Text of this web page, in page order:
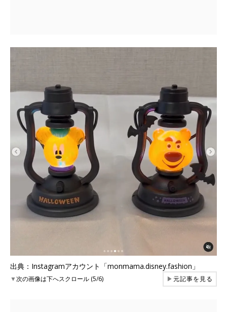
出典：Instagramアカウント「monmama.disney.fashion」
▼次の画像は下へスクロール (5/6) ▶元記事を見る